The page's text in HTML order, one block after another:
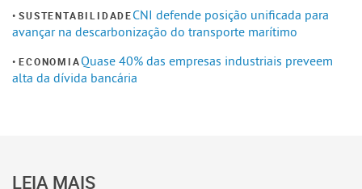
SUSTENTABILIDADECNI defende posição unificada para
avançar na descarbonização do transporte marítimo
ECONOMIAQuase 40% das empresas industriais preveem
alta da dívida bancária
LEIA MAIS